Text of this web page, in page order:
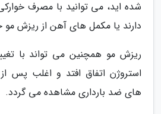
شده اید، می توانید با مصرف
دارند یا مکمل های آهن از ریزش مو
ریزش مو همچنین می تواند با
استروژن اتفاق افتد و اغلب پس
های ضد بارداری مشاهده می گردد.